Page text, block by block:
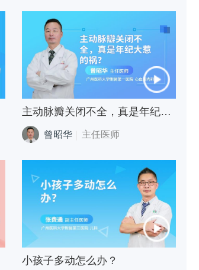
主动脉瓣关闭不全，真是年纪大惹的祸？
曾昭华 主任医师
小孩子多动怎么办？